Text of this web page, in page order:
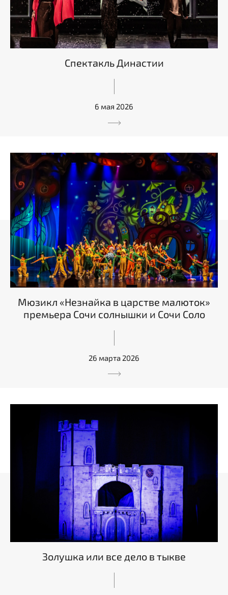
Спектакль Династии
6 мая 2026
Мюзикл «Незнайка в царстве малюток»
премьера Сочи солнышки и Сочи Соло
26 марта 2026
Золушка или все дело в тыкве